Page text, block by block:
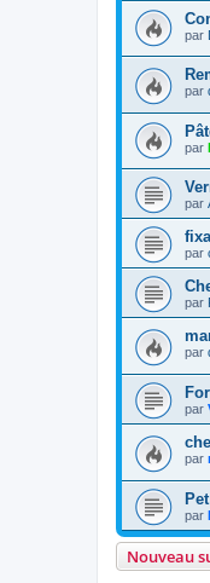
par
par
par
par
par
par
par
par
par
par
Nouveau